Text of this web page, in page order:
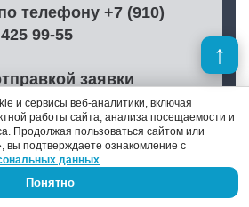
телефону +7 (910)
425 99-55
заявки
сПолитикой
,
на обработку
данныхи
об использовании
и сервисы веб-аналитики, включая
работы сайта, анализа посещаемости и
Продолжая пользоваться сайтом или
вы подтверждаете ознакомление с
данных.
Понятно